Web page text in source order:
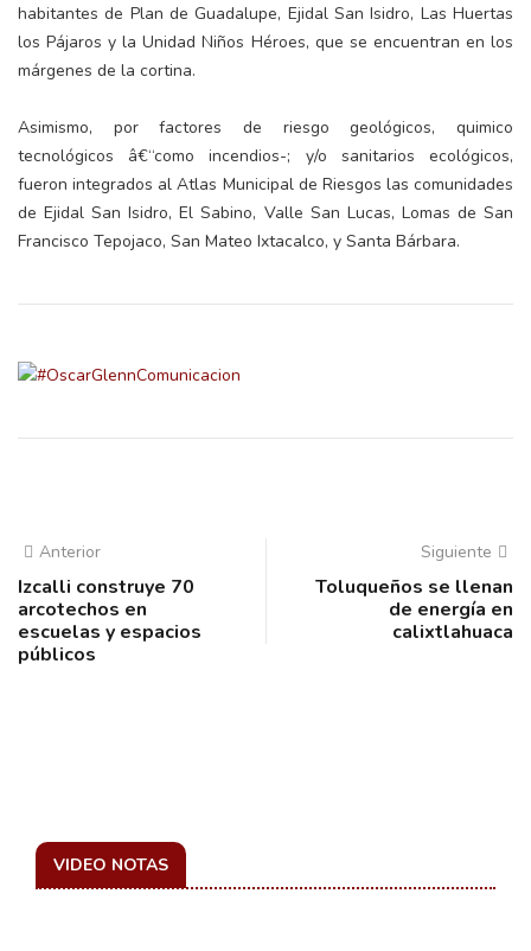
habitantes de Plan de Guadalupe, Ejidal San Isidro, Las Huertas
los Pájaros y la Unidad Niños Héroes, que se encuentran en los
márgenes de la cortina.
Asimismo, por factores de riesgo geológicos, quimico
tecnológicos â€“como incendios-; y/o sanitarios ecológicos,
fueron integrados al Atlas Municipal de Riesgos las comunidades
de Ejidal San Isidro, El Sabino, Valle San Lucas, Lomas de San
Francisco Tepojaco, San Mateo Ixtacalco, y Santa Bárbara.
Anterior
Izcalli construye 70
arcotechos en
escuelas y espacios
públicos
Siguiente
Toluqueños se llenan
de energía en
calixtlahuaca
VIDEO NOTAS